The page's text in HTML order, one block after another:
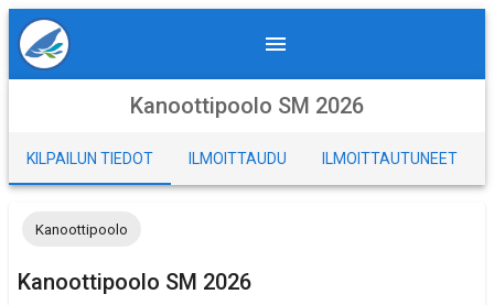
Kanoottipoolo SM 2026
KILPAILUN TIEDOT ILMOITTAUDU ILMOITTAUTUNEET
Kanoottipoolo
Kanoottipoolo SM 2026